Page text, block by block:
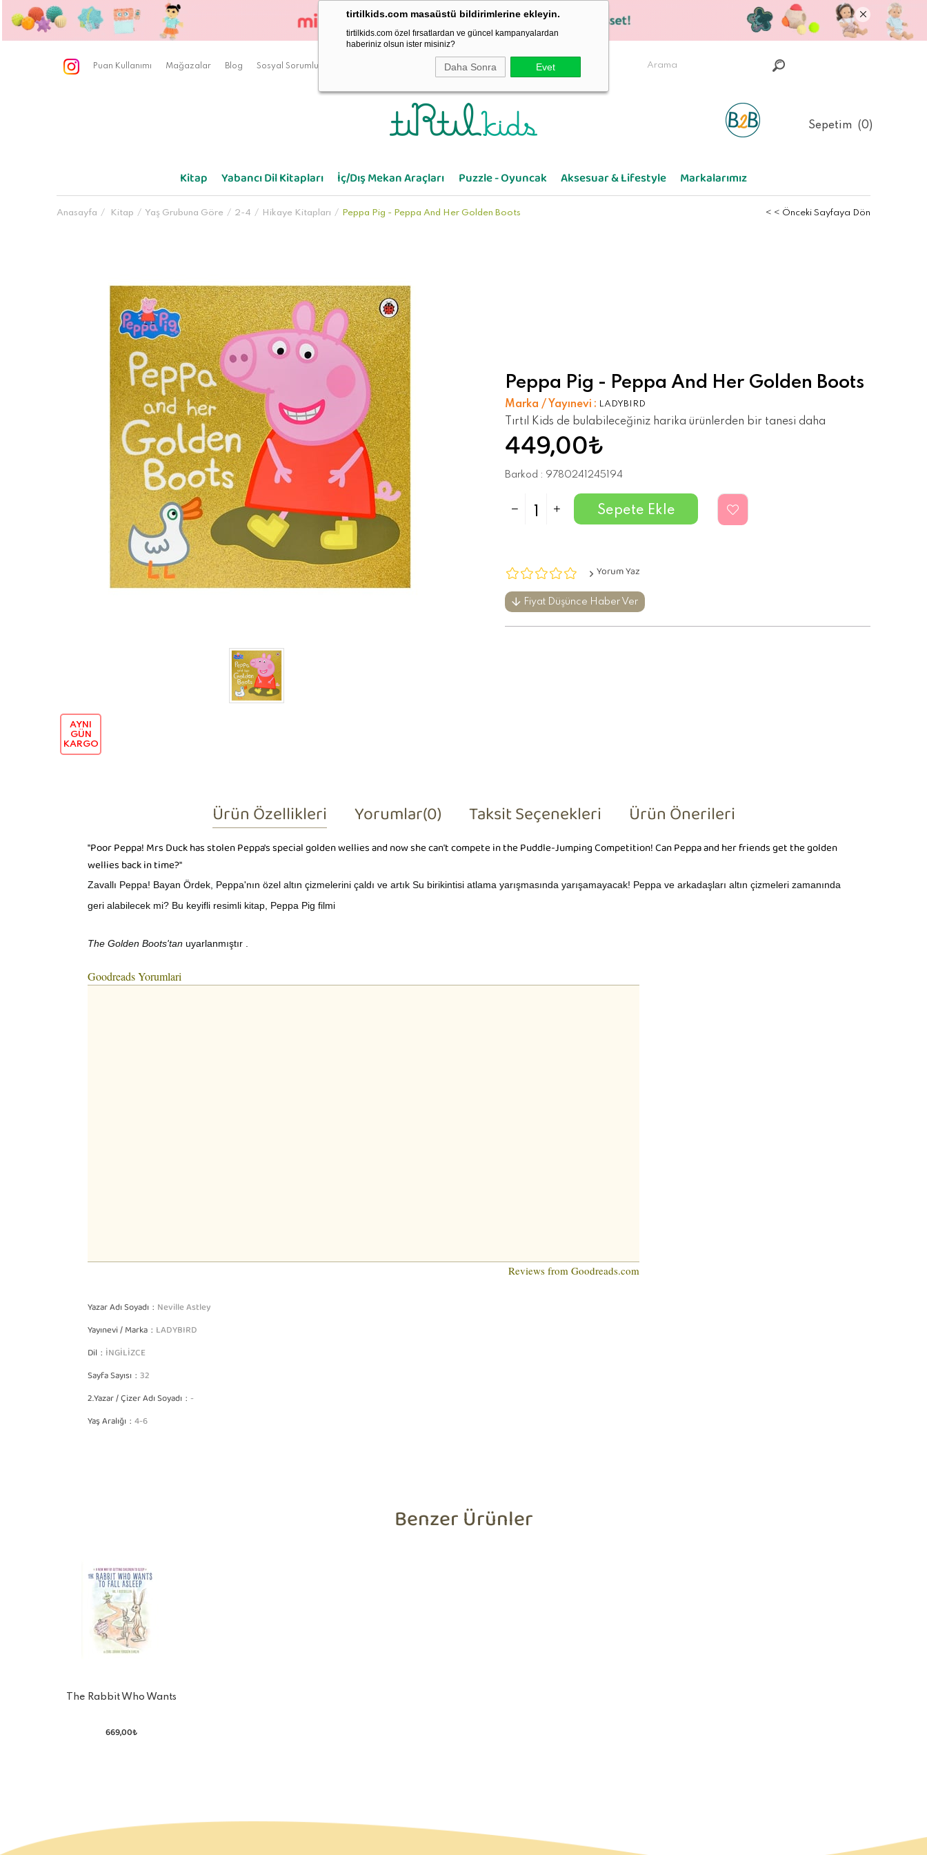
tirtilkids.com masaüstü bildirimlerine ekleyin.
tirtilkids.com özel fırsatlardan ve güncel kampanyalardan
haberiniz olsun ister misiniz?
Daha Sonra Evet
Puan Kullanımı Mağazalar Blog Sosyal Sorumluluk
Sepetim 0
Kitap Yabancı Dil Kitapları İç/Dış Mekan Araçları Puzzle - Oyuncak Aksesuar & Lifestyle Markalarımız
Anasayfa Kitap Yaş Grubuna Göre 2-4 Hikaye Kitapları Peppa Pig - Peppa And Her Golden Boots < < Önceki Sayfaya Dön
AYNI
GÜN
KARGO
Peppa Pig - Peppa And Her Golden Boots
Marka / Yayınevi : LADYBIRD
Tırtıl Kids de bulabileceğiniz harika ürünlerden bir tanesi daha
449,00₺
Barkod : 9780241245194
Yorum Yaz
Fiyat Düşünce Haber Ver
Ürün Özellikleri Yorumlar(0) Taksit Seçenekleri Ürün Önerileri
"Poor Peppa! Mrs Duck has stolen Peppa's special golden wellies and now she can't compete in the Puddle-Jumping Competition! Can Peppa and her friends get the golden
wellies back in time?"
Zavallı Peppa! Bayan Ördek, Peppa'nın özel altın çizmelerini çaldı ve artık Su birikintisi atlama yarışmasında yarışamayacak! Peppa ve arkadaşları altın çizmeleri zamanında
geri alabilecek mi? Bu keyifli resimli kitap, Peppa Pig filmi
The Golden Boots'tan uyarlanmıştır .
Goodreads Yorumlari
Reviews from Goodreads.com
Yazar Adı Soyadı Neville Astley
Yayınevi / Marka LADYBIRD
Dil İNGİLİZCE
Sayfa Sayısı 32
2.Yazar / Çizer Adı Soyadı -
Yaş Aralığı 4-6
Benzer Ürünler
The Rabbit Who Wants
669,00₺